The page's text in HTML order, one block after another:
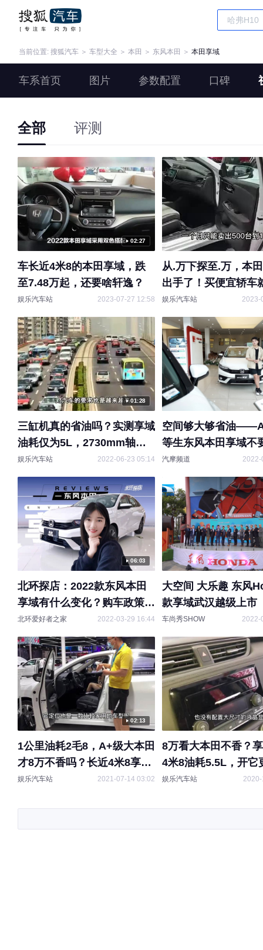
当前位置: 搜狐汽车 ＞ 车型大全 ＞ 本田 ＞ 东风本田 ＞ 本田享域
车系首页 图片 参数配置 口碑
全部 评测
02:27
车长近4米8的本田享域，跌
至7.48万起，还要啥轩逸？
娱乐汽车站 2023-07-27 12:58
从.万下探至.万，本
出手了！买便宜轿车
娱乐汽车站 2023-
01:28
三缸机真的省油吗？实测享域
油耗仅为5L，2730mm轴距
胜过轩逸
娱乐汽车站 2022-06-23 05:14
空间够大够省油
等生东风本田享域不
汽摩频道 2022-
06:03
北环探店：2022款东风本田
享域有什么变化？购车政策还
不错！
北环爱好者之家 2022-03-29 16:44
大空间 大乐趣 东风
款享域武汉越级上市
车尚秀SHOW 2022-
02:13
1公里油耗2毛8，A+级大本田
才8万不香吗？长近4米8享域
大气
娱乐汽车站 2021-07-14 03:02
8万看大本田不香？
4米8油耗5.5L，开它
娱乐汽车站